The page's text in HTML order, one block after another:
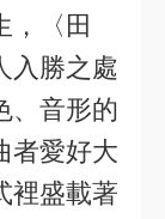
，〈田
入勝之處
、音形的
者愛好大
裡盛載著